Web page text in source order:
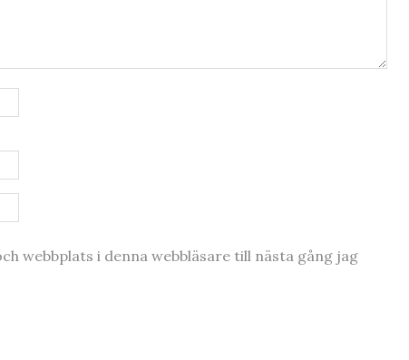
webbplats i denna webbläsare till nästa gång jag